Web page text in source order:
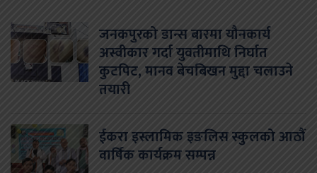
जनकपुरको डान्स बारमा यौनकार्य
अस्वीकार गर्दा युवतीमाथि निर्घात
कुटपिट, मानव बेचबिखन मुद्दा चलाउने
तयारी
ईकरा इस्लामिक इङलिस स्कुलको आठौं
वार्षिक कार्यक्रम सम्पन्न